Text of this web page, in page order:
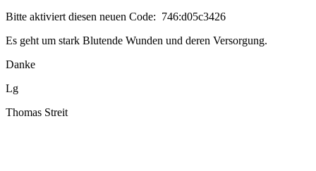
Bitte aktiviert diesen neuen Code: 746:d05c3426
Es geht um stark Blutende Wunden und deren Versorgung.
Danke
Lg
Thomas Streit